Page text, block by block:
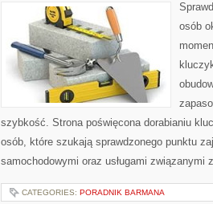
osób
szybkość. Strona poświęcona dorabianiu
osób, które szukają sprawdzonego punktu
samochodowymi oraz usługami
CATEGORIES: PORADNIK BARMANA